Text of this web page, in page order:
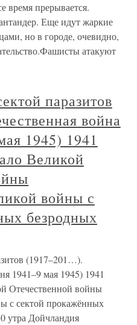
время прерывается.
Еще идут жаркие
но в городе, очевидно,
атакуют
паразитов
война
1945) 1941
Великой
войны с
безродных
(1917–201…).
1941–9 мая 1945) 1941
Отечественной войны
с сектой прокажённых
утра Дойчландия